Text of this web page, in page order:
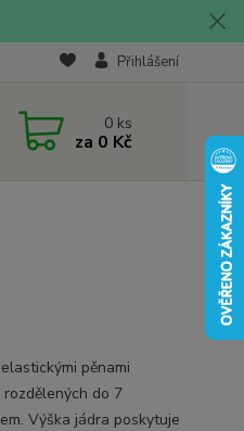
Přihlášení
0 ks
za 0 Kč
pěnami
rozdělených do 7
Výška jádra poskytuje